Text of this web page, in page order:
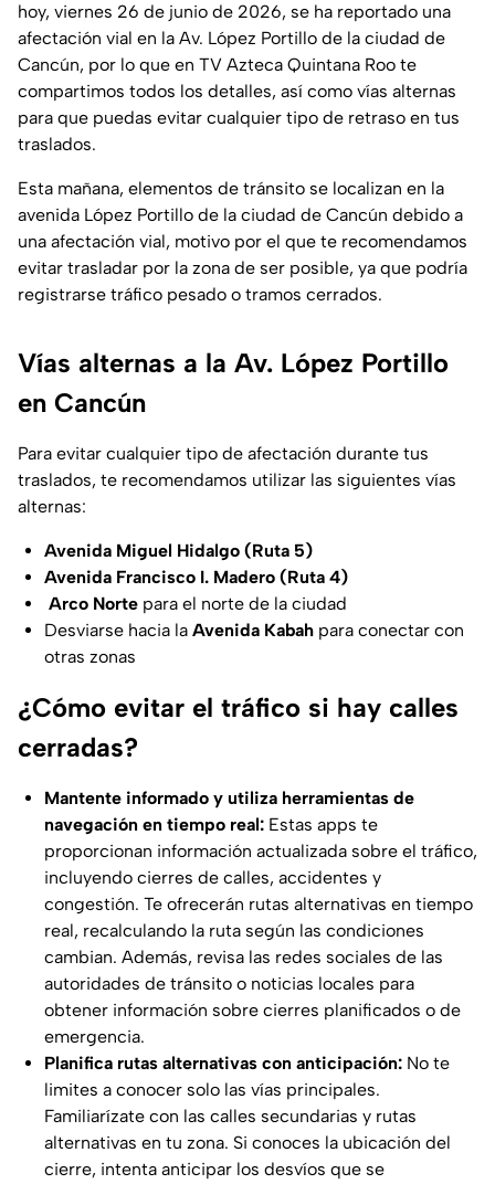
hoy, viernes 26 de junio de 2026, se ha reportado una
afectación vial en la Av. López Portillo de la ciudad de
Cancún, por lo que en TV Azteca Quintana Roo te
compartimos todos los detalles, así como vías alternas
para que puedas evitar cualquier tipo de retraso en tus
traslados.
Esta mañana, elementos de tránsito se localizan en la
avenida López Portillo de la ciudad de Cancún debido a
una afectación vial, motivo por el que te recomendamos
evitar trasladar por la zona de ser posible, ya que podría
registrarse tráfico pesado o tramos cerrados.
Vías alternas a la Av. López Portillo
en Cancún
Para evitar cualquier tipo de afectación durante tus
traslados, te recomendamos utilizar las siguientes vías
alternas:
Avenida Miguel Hidalgo (Ruta 5)
Avenida Francisco I. Madero (Ruta 4)
Arco Norte para el norte de la ciudad
Desviarse hacia la Avenida Kabah para conectar con
otras zonas
¿Cómo evitar el tráfico si hay calles
cerradas?
Mantente informado y utiliza herramientas de
navegación en tiempo real: Estas apps te
proporcionan información actualizada sobre el tráfico,
incluyendo cierres de calles, accidentes y
congestión. Te ofrecerán rutas alternativas en tiempo
real, recalculando la ruta según las condiciones
cambian. Además, revisa las redes sociales de las
autoridades de tránsito o noticias locales para
obtener información sobre cierres planificados o de
emergencia.
Planifica rutas alternativas con anticipación: No te
limites a conocer solo las vías principales.
Familiarízate con las calles secundarias y rutas
alternativas en tu zona. Si conoces la ubicación del
cierre, intenta anticipar los desvíos que se